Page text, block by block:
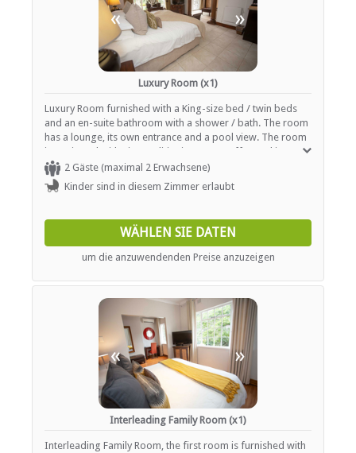
« »
Luxury Room (x1)
Luxury Room furnished with a King-size bed / twin beds
and an en-suite bathroom with a shower / bath. The room
has a lounge, its own entrance and a pool view. The room
is equipped with air-conditioning, tea / coffee making
facilities and TV with DSTV.
2 Gäste (maximal 2 Erwachsene)
Kinder sind in diesem Zimmer erlaubt
WÄHLEN SIE DATEN
um die anzuwendenden Preise anzuzeigen
« »
Interleading Family Room (x1)
Interleading Family Room, the first room is furnished with